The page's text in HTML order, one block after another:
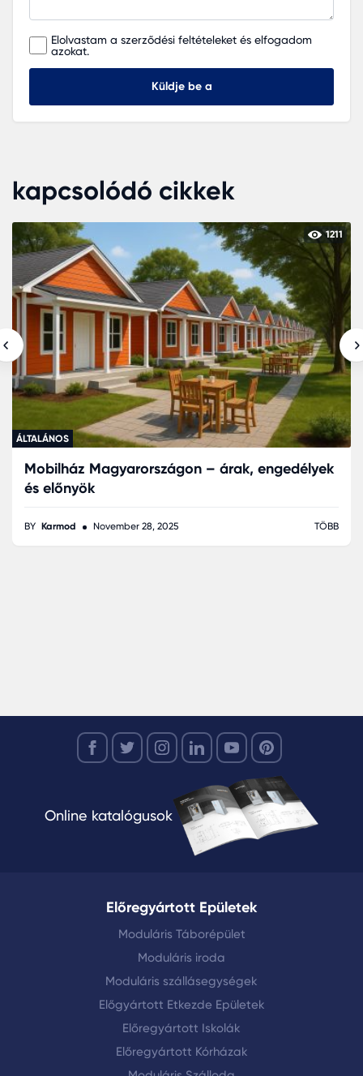
Elolvastam a szerződési feltételeket és elfogadom
azokat.
kapcsolódó cikkek
Mobilház Magyarországon – árak, engedélyek
Moduláris Táborépület
Moduláris iroda
Moduláris szállásegységek
Előgyártott Etkezde Epületek